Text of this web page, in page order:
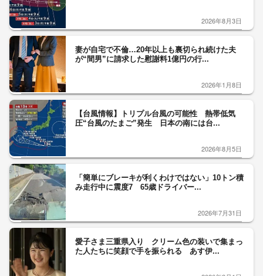
2026年8月3日
妻が自宅で不倫…20年以上も裏切られ続けた夫
が“間男”に請求した慰謝料1億円の行...
2026年1月8日
【台風情報】トリプル台風の可能性 熱帯低気
圧“台風のたまご”発生 日本の南には台...
2026年8月5日
「簡単にブレーキが利くわけではない」10トン積
み走行中に震度7 65歳ドライバー...
2026年7月31日
愛子さま三重県入り クリーム色の装いで集まっ
た人たちに笑顔で手を振られる あす伊...